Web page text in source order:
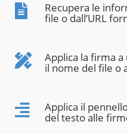
Recupera le
file o dall’URL
Applica la firma
il nome del file o
Applica il
del testo alle